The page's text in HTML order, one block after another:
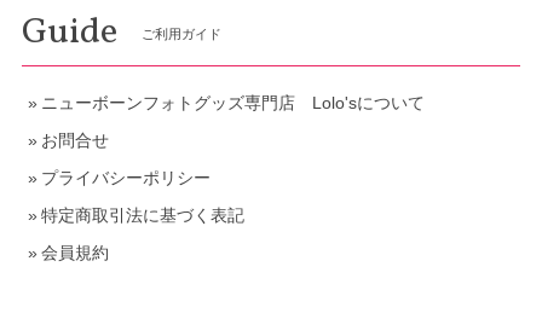
Guide ご利用ガイド
ニューボーンフォトグッズ専門店 Lolo'sについて
お問合せ
プライバシーポリシー
特定商取引法に基づく表記
会員規約